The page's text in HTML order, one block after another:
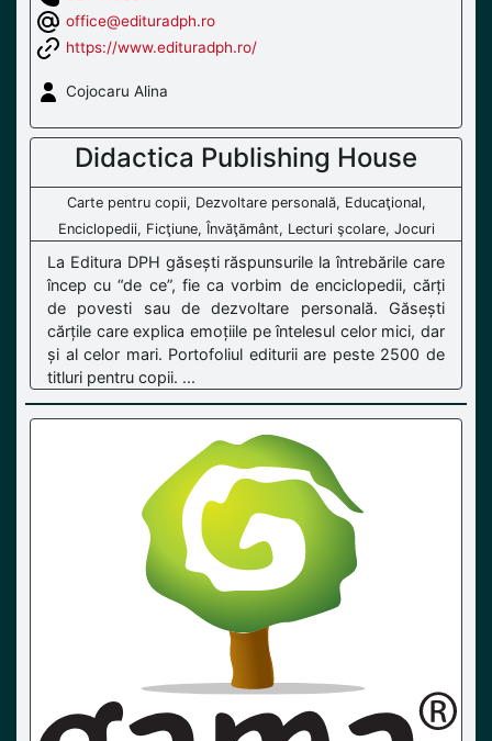
office@edituradph.ro
https://www.edituradph.ro/
Cojocaru Alina
Didactica Publishing House
Carte pentru copii, Dezvoltare personală, Educaţional,
Enciclopedii, Ficţiune, Învăţământ, Lecturi şcolare, Jocuri
La Editura DPH găsești răspunsurile la întrebările care
încep cu “de ce”, fie ca vorbim de enciclopedii, cărți
de povesti sau de dezvoltare personală. Găsești
cărțile care explica emoțiile pe întelesul celor mici, dar
și al celor mari. Portofoliul editurii are peste 2500 de
titluri pentru copii. ...